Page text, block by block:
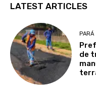
LATEST ARTICLES
PARÁ
de